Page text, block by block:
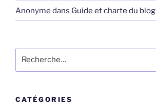
Anonyme dans Guide et charte du blog
pour
CATÉGORIES